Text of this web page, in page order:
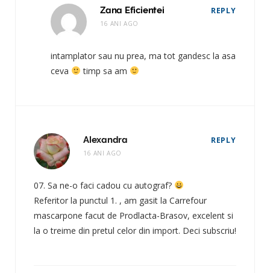
Zana Eficientei
16 ANI AGO
REPLY
intamplator sau nu prea, ma tot gandesc la asa
ceva
timp sa am
Alexandra
16 ANI AGO
REPLY
07. Sa ne-o faci cadou cu autograf?
Referitor la punctul 1. , am gasit la Carrefour
mascarpone facut de Prodlacta-Brasov, excelent si
la o treime din pretul celor din import. Deci subscriu!